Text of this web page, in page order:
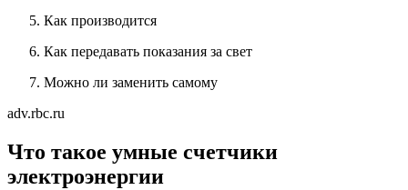
Как производится
Как передавать показания за свет
Можно ли заменить самому
adv.rbc.ru
Что такое умные счетчики
электроэнергии